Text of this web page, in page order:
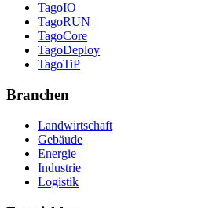
TagoIO
TagoRUN
TagoCore
TagoDeploy
TagoTiP
Branchen
Landwirtschaft
Gebäude
Energie
Industrie
Logistik